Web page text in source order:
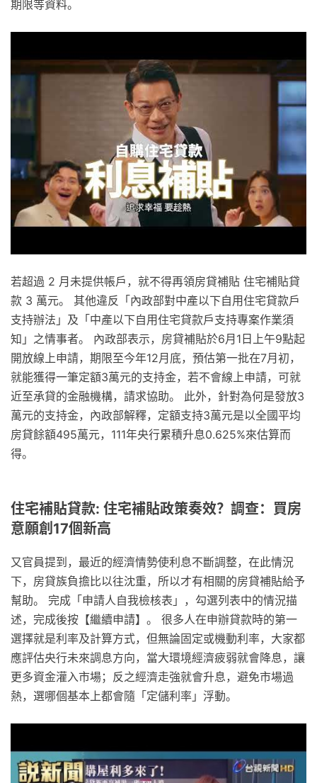
期限等資料。
若超過 2 月未提供帳戶，就不得再領房貸補貼 住宅補貼貸
款 3 萬元。 其他違反「內政部對中產以下自用住宅貸款戶
支持辦法」及「中產以下自用住宅貸款戶支持專案作業須
知」之情事者。 內政部表示，房貸補貼於6月1日上午9點起
開放線上申請，期限至今年12月底，預估第一批在7月初，
就能獲得一筆定額3萬元的支持金，若不會線上申請，可就
近至承貸的金融機構，請求協助。 此外，針對為何是發放3
萬元的支持金，內政部解釋，定額支持3萬元是以全國平均
房貸餘額495萬元，111年央行累積升息0.625%來估算而
得。
住宅補貼貸款: 住宅補貼政策奏效？調查：買房
意願創17個新高
又官員提到，最近的經濟情勢使利息不斷調整，在此情況
下，房貸族負擔比以往沈重，所以才有相關的房貸補貼給予
幫助。 完成「申請人自我檢核表」，勾選列表中的情況描
述，完成後按【繼續申請】。 很多人在申辦貸款時的第一
選擇就是利率及計算方式，但無論固定或機動利率，大家都
應評估央行未來調息方向，當大環境經濟疲弱就會降息，讓
更多資金灌入市場；反之經濟走強就會升息，避免市場過
熱，選哪個基本上都會隨「定儲利率」浮動。